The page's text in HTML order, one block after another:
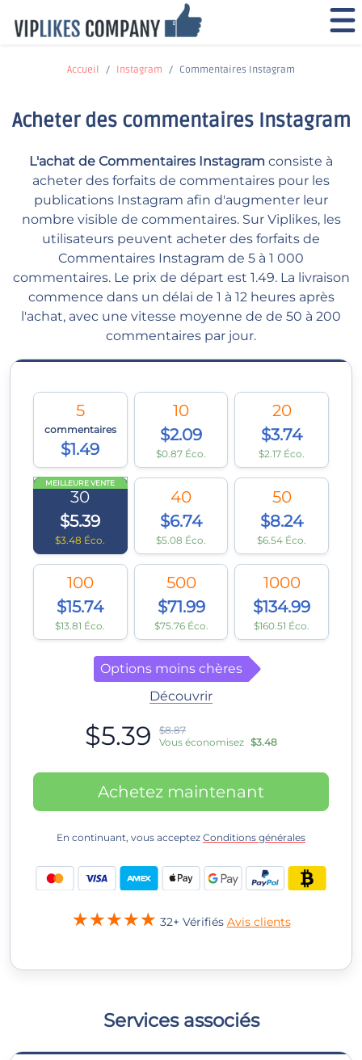
Accueil Instagram Commentaires Instagram
Acheter des commentaires Instagram
L'achat de Commentaires Instagram consiste à
acheter des forfaits de commentaires pour les
publications Instagram afin d'augmenter leur
nombre visible de commentaires. Sur Viplikes, les
utilisateurs peuvent acheter des forfaits de
Commentaires Instagram de 5 à 1 000
commentaires. Le prix de départ est 1.49. La livraison
commence dans un délai de 1 à 12 heures après
l'achat, avec une vitesse moyenne de de 50 à 200
commentaires par jour.
5
commentaires
$1.49
10
$2.09
$0.87 Éco.
20
$3.74
$2.17 Éco.
MEILLEURE VENTE
30
$5.39
$3.48 Éco.
40
$6.74
$5.08 Éco.
50
$8.24
$6.54 Éco.
100
$15.74
$13.81 Éco.
500
$71.99
$75.76 Éco.
1000
$134.99
$160.51 Éco.
Options moins chères
Découvrir
$5.39
$8.87
Vous économisez $3.48
Achetez maintenant
En continuant, vous acceptez Conditions générales
32+ Vérifiés Avis clients
Services associés